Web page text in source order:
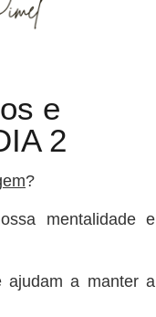
e
2
?
mentalidade e
ajudam a manter a